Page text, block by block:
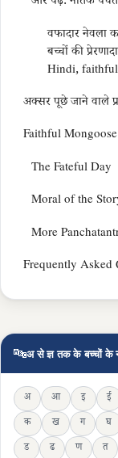
वफादार नेवला
बच्चों की
Hindi,
अक्सर पूछे जाने वाले
Faithful
The Fateful Day
Moral of the
More
Frequently Asked
🔤अ से ज्ञ तक के बच्चों के
अ आ इ ई
क
ख ग घ
ड
ढ ण त